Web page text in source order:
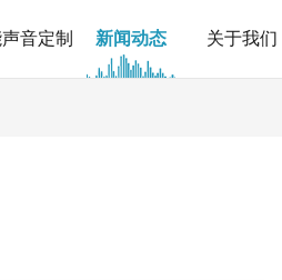
音定制 新闻动态 关于我们